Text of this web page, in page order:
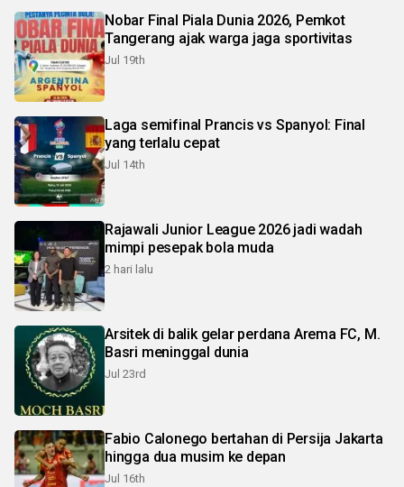
Nobar Final Piala Dunia 2026, Pemkot
Tangerang ajak warga jaga sportivitas
Jul 19th
Laga semifinal Prancis vs Spanyol: Final
yang terlalu cepat
Jul 14th
Rajawali Junior League 2026 jadi wadah
mimpi pesepak bola muda
2 hari lalu
Arsitek di balik gelar perdana Arema FC, M.
Basri meninggal dunia
Jul 23rd
Fabio Calonego bertahan di Persija Jakarta
hingga dua musim ke depan
Jul 16th